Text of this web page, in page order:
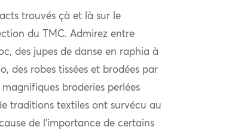
trouvés çà et là sur le
du TMC. Admirez entre
des jupes de danse en raphia à
des robes tissées et brodées par
broderies perlées
traditions textiles ont survécu au
de l’importance de certains